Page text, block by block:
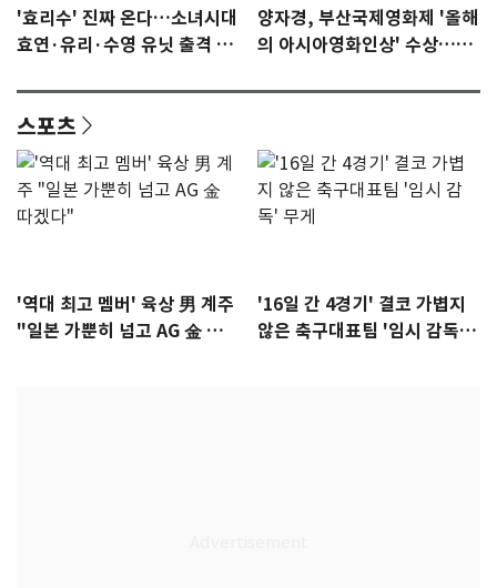
'효리수' 진짜 온다…소녀시대
효연·유리·수영 유닛 출격 [N
양자경, 부산국제영화제 '올해
의 아시아영화인상' 수상…15
스포츠
'역대 최고 멤버' 육상 男 계주
"일본 가뿐히 넘고 AG 金 따겠
'16일 간 4경기' 결코 가볍지
않은 축구대표팀 '임시 감독'